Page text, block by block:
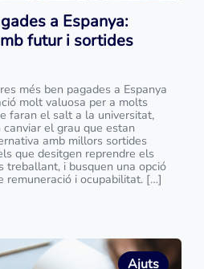
a Espanya:
futur i sortides
més ben pagades a Espanya
molt valuosa per a molts
faran el salt a la universitat,
el grau que estan
amb millors sortides
que desitgen reprendre els
treballant, i busquen una opció
remuneració i ocupabilitat. […]
Ajuts